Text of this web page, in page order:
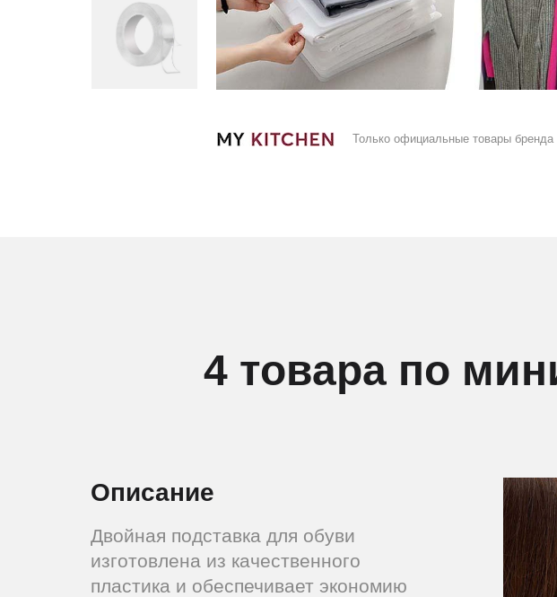
Только официальные товары бренда
4 товара по
Описание
Двойная подставка для обуви
изготовлена из качественного
пластика и обеспечивает экономию